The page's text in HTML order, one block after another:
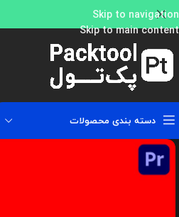
Skip to navigation
Skip to main content
دسته بندی محصولات